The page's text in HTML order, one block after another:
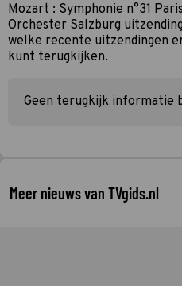
Mozart : Symphonie n°31
Orchester Salzburg
welke recente uitzendingen
kunt terugkijken.
Geen terugkijk informatie
Meer nieuws van TVgids.nl